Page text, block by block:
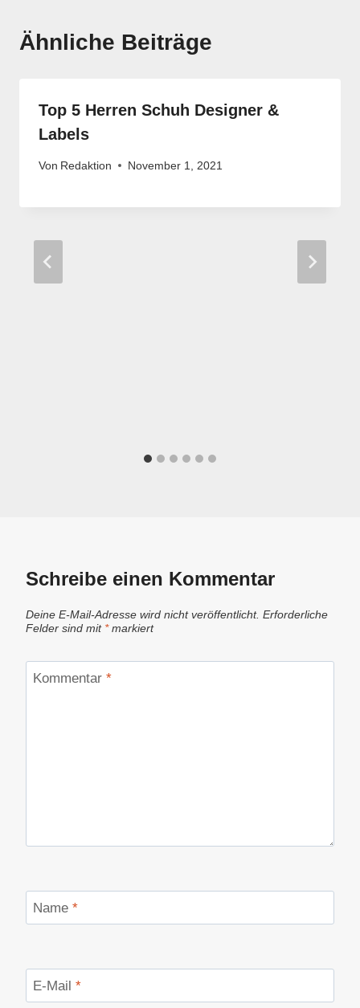
Ähnliche Beiträge
Top 5 Herren Schuh Designer &
Labels
Von Redaktion November 1, 2021
Schreibe einen Kommentar
Deine E-Mail-Adresse wird nicht veröffentlicht. Erforderliche
Felder sind mit *markiert
Kommentar *
Name *
E-Mail *